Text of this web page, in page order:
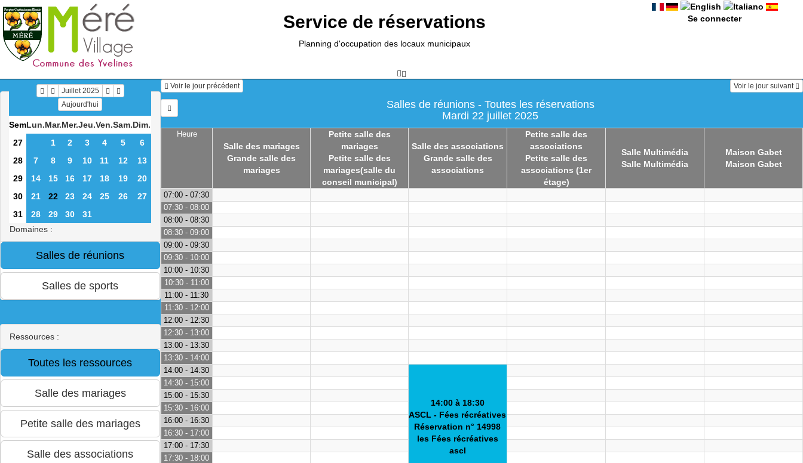
Service de réservations
Planning d'occupation des locaux municipaux
Se connecter
Juillet 2025
Aujourd'hui
SemLun.Mar.Mer.Jeu.Ven.Sam.Dim.
27
1 2 3 4 5
6
28
7 8 9 10 11 12
13
29
14 15 16 17 18 19
20
30
21 22 23 24 25 26
27
31
28 29 30
31
Domaines :
Ressources :
Heure
Salle des mariages
Grande salle des
mariages
Petite salle des
mariages
Petite salle des
mariages(salle du
conseil municipal)
Salle des associations
Grande salle des
associations
Petite salle des
associations
Petite salle des
associations (1er
étage)
Salle Multimédia
Salle Multimédia
Maison Gabet
Maison Gabet
Voir le jour précédent Voir le jour suivant
Salles de réunions - Toutes les réservations
Mardi 22 juillet 2025
07:00 - 07:30
07:30 - 08:00
08:00 - 08:30
08:30 - 09:00
09:00 - 09:30
09:30 - 10:00
10:00 - 10:30
10:30 - 11:00
11:00 - 11:30
11:30 - 12:00
12:00 - 12:30
12:30 - 13:00
13:00 - 13:30
13:30 - 14:00
14:00 - 14:30
14:00 à 18:30
ASCL - Fées récréatives
Réservation n° 14998
les Fées récréatives
ascl
14:30 - 15:00
15:00 - 15:30
15:30 - 16:00
16:00 - 16:30
16:30 - 17:00
17:00 - 17:30
17:30 - 18:00